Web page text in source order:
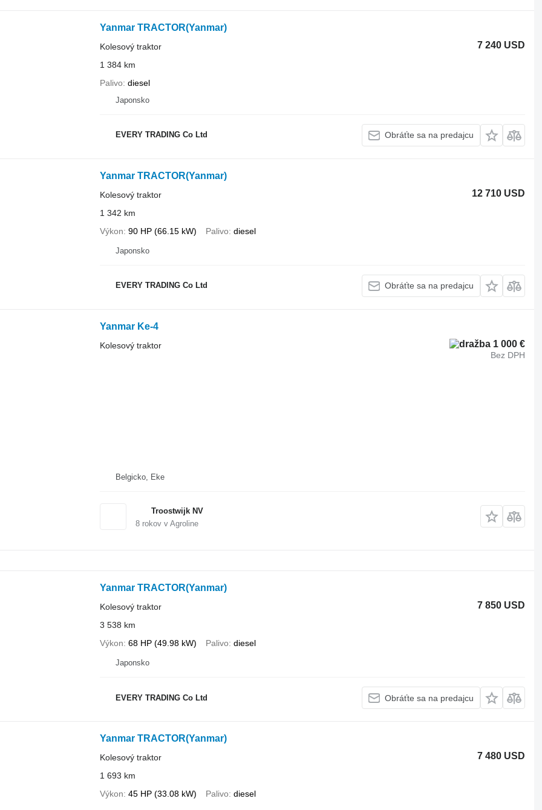
Yanmar TRACTOR(Yanmar)
7 240 USD
Kolesový traktor
1 384 km
Palivo diesel
Japonsko
EVERY TRADING Co Ltd Obráťte sa na predajcu
Yanmar TRACTOR(Yanmar)
12 710 USD
Kolesový traktor
1 342 km
Výkon 90 HP (66.15 kW) Palivo diesel
Japonsko
EVERY TRADING Co Ltd Obráťte sa na predajcu
Yanmar Ke-4
1 000 €
Bez DPH
Kolesový traktor
Belgicko, Eke
Troostwijk NV
8rokov v Agroline
Yanmar TRACTOR(Yanmar)
7 850 USD
Kolesový traktor
3 538 km
Výkon 68 HP (49.98 kW) Palivo diesel
Japonsko
EVERY TRADING Co Ltd Obráťte sa na predajcu
Yanmar TRACTOR(Yanmar)
7 480 USD
Kolesový traktor
1 693 km
Výkon 45 HP (33.08 kW) Palivo diesel